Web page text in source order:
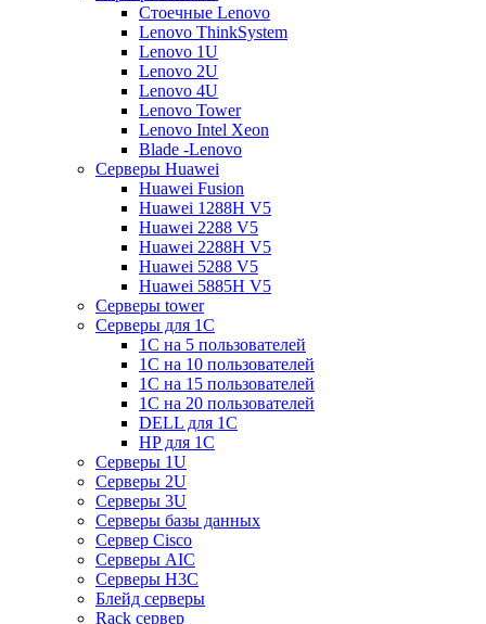
Стоечные Lenovo
Lenovo ThinkSystem
Lenovo 1U
Lenovo 2U
Lenovo 4U
Lenovo Tower
Lenovo Intel Xeon
Blade -Lenovo
Серверы Huawei
Huawei Fusion
Huawei 1288H V5
Huawei 2288 V5
Huawei 2288H V5
Huawei 5288 V5
Huawei 5885H V5
Серверы tower
Серверы для 1C
1С на 5 пользователей
1С на 10 пользователей
1С на 15 пользователей
1С на 20 пользователей
DELL для 1С
HP для 1С
Серверы 1U
Серверы 2U
Серверы 3U
Серверы базы данных
Сервер Cisco
Серверы AIC
Серверы H3C
Блейд серверы
Rack сервер